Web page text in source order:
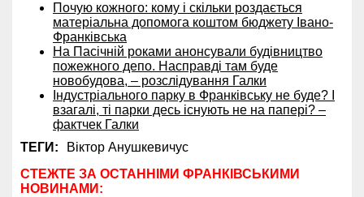
Почую кожного: кому і скільки роздається
матеріальна допомога коштом бюджету Івано-
Франківська
На Пасічній роками анонсували будівництво
пожежного депо. Насправді там буде
новобудова, – розслідування Галки
Індустріального парку в Франківську не буде? І
взагалі, ті парки десь існують не на папері? –
фактчек Галки
ТЕГИ:
Віктор Анушкевичус
СТЕЖТЕ ЗА ОСТАННІМИ ФРАНКІВСЬКИМИ
НОВИНАМИ: